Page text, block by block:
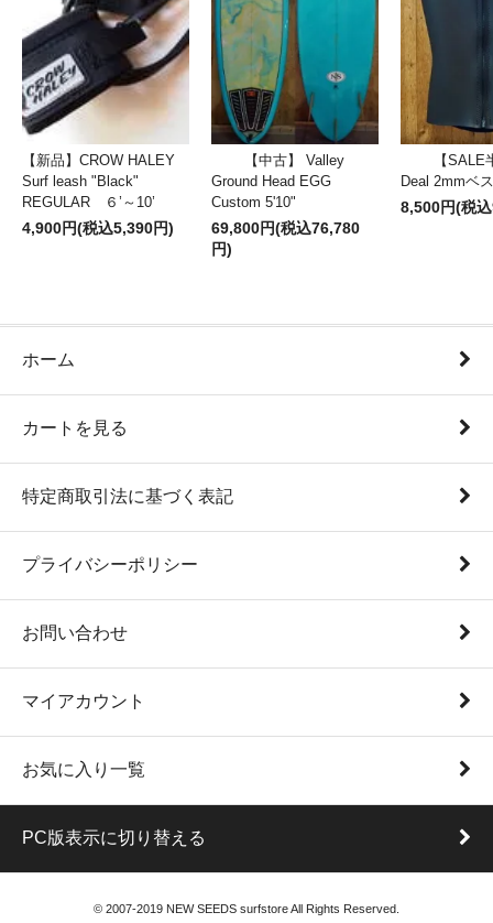
【新品】CROW HALEY
Surf leash "Black"
REGULAR ６’～10’
4,900円(税込5,390円)
【中古】 Valley
Ground Head EGG
Custom 5'10"
69,800円(税込76,780
円)
【SALE
Deal 2mmベ
8,500円(税
ホーム
カートを見る
特定商取引法に基づく表記
プライバシーポリシー
お問い合わせ
マイアカウント
お気に入り一覧
PC版表示に切り替える
© 2007-2019 NEW SEEDS surfstore All Rights Reserved.